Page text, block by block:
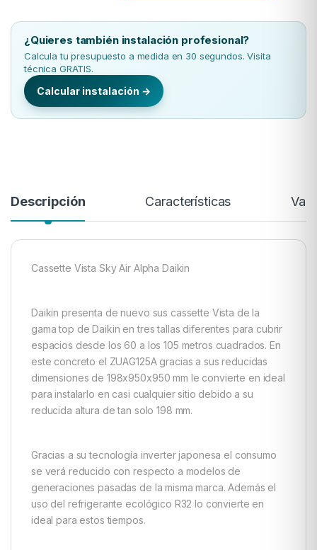
¿Quieres también instalación profesional?
Calcula tu presupuesto a medida en 30 segundos. Visita
técnica GRATIS.
Calcular instalación →
Descripción Características
Cassette Vista Sky Air Alpha Daikin
Daikin presenta de nuevo sus cassette Vista de la
gama top de Daikin en tres tallas diferentes para cubrir
espacios desde los 60 a los 105 metros cuadrados. En
este concreto el ZUAG125A gracias a sus reducidas
dimensiones de 198x950x950 mm le convierte en ideal
para instalarlo en casi cualquier sitio debido a su
reducida altura de tan solo 198 mm.
Gracias a su tecnología inverter japonesa el consumo
se verá reducido con respecto a modelos de
generaciones pasadas de la misma marca. Además el
uso del refrigerante ecológico R32 lo convierte en
ideal para estos tiempos.